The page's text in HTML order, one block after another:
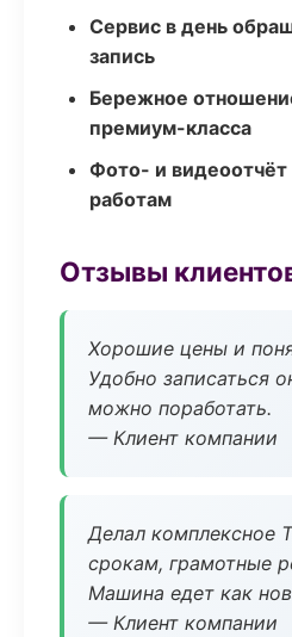
Сервис в день
запись
Бережное
премиум-класса
Фото- и
работам
Отзывы
Хорошие цены и
Удобно записаться
можно поработать.
— Клиент компании
Делал комплексное
срокам, грамотные
Машина едет как
— Клиент компании